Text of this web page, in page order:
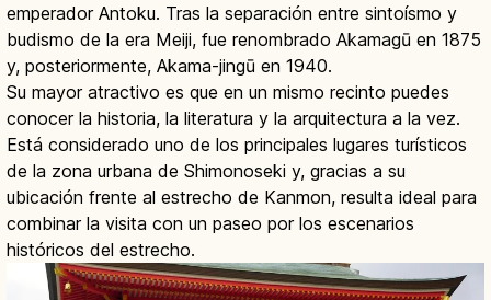
emperador Antoku. Tras la separación entre sintoísmo y
budismo de la era Meiji, fue renombrado Akamagū en 1875
y, posteriormente, Akama-jingū en 1940.
Su mayor atractivo es que en un mismo recinto puedes
conocer la historia, la literatura y la arquitectura a la vez.
Está considerado uno de los principales lugares turísticos
de la zona urbana de Shimonoseki y, gracias a su
ubicación frente al estrecho de Kanmon, resulta ideal para
combinar la visita con un paseo por los escenarios
históricos del estrecho.